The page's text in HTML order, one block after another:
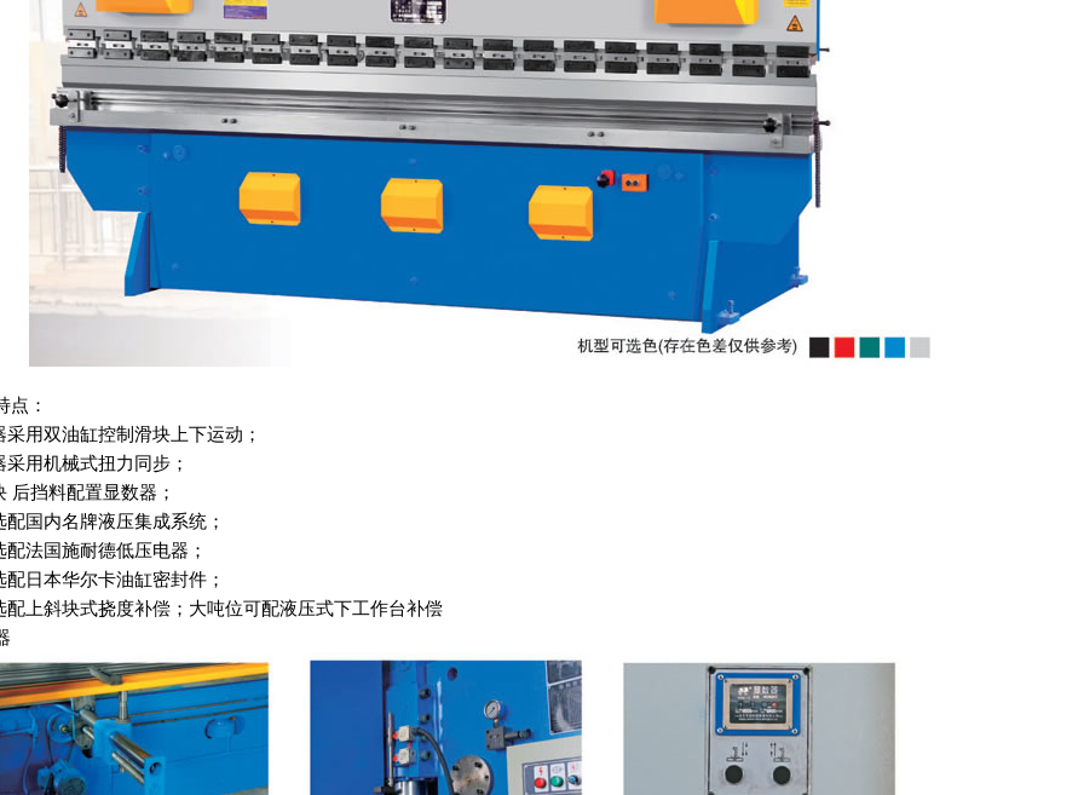
点：
采用双油缸控制滑块上下运动；
采用机械式扭力同步；
后挡料配置显数器；
配国内名牌液压集成系统；
配法国施耐德低压电器；
配日本华尔卡油缸密封件；
配上斜块式挠度补偿；大吨位可配液压式下工作台补偿